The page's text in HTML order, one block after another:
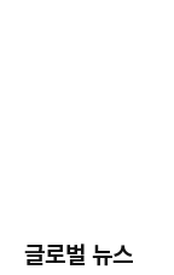
글로벌 뉴스